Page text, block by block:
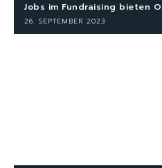
Jobs im Fundraising bieten
26. SEPTEMBER 2023